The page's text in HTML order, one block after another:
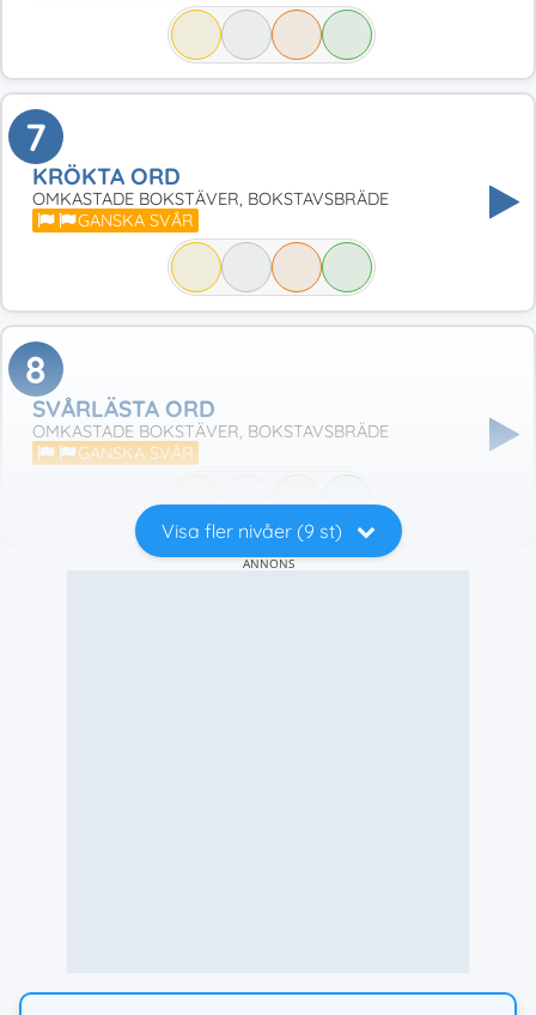
7
KRÖKTA ORD
OMKASTADE BOKSTÄVER, BOKSTAVSBRÄDE
GANSKA SVÅR
8
SVÅRLÄSTA ORD
OMKASTADE BOKSTÄVER, BOKSTAVSBRÄDE
GANSKA SVÅR
Visa fler nivåer (9 st)
ANNONS